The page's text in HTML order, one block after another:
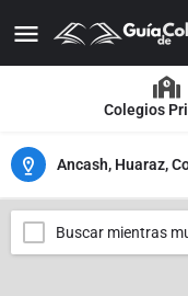
Colegios
Ancash, Huaraz,
Buscar mientras